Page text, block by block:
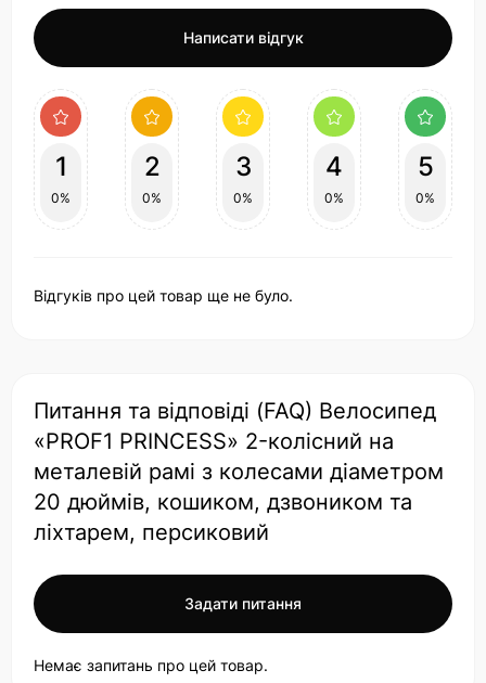
Написати відгук
1
0%
2
0%
3
0%
4
0%
5
0%
Відгуків про цей товар ще не було.
Питання та відповіді (FAQ) Велосипед
«PROF1 PRINCESS» 2-колісний на
металевій рамі з колесами діаметром
20 дюймів, кошиком, дзвоником та
ліхтарем, персиковий
Задати питання
Немає запитань про цей товар.